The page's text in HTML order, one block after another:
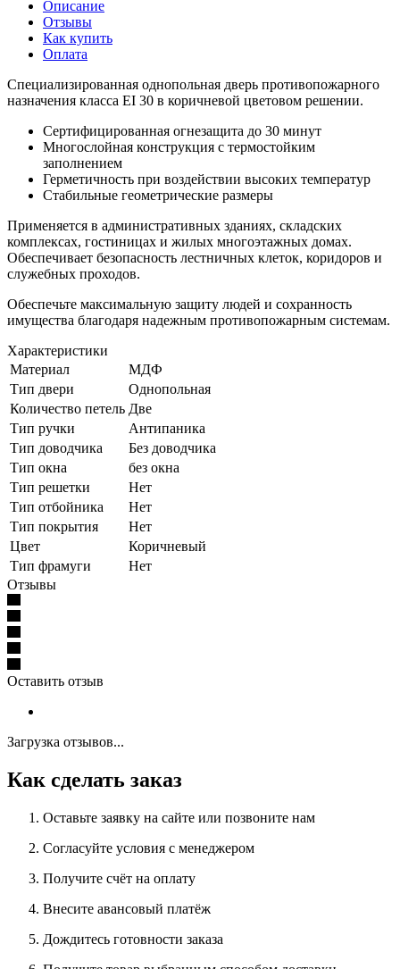
Описание
Отзывы
Как купить
Оплата
Специализированная однопольная дверь противопожарного
назначения класса EI 30 в коричневой цветовом решении.
Сертифицированная огнезащита до 30 минут
Многослойная конструкция с термостойким
заполнением
Герметичность при воздействии высоких температур
Стабильные геометрические размеры
Применяется в административных зданиях, складских
комплексах, гостиницах и жилых многоэтажных домах.
Обеспечивает безопасность лестничных клеток, коридоров и
служебных проходов.
Обеспечьте максимальную защиту людей и сохранность
имущества благодаря надежным противопожарным системам.
Характеристики
Материал
МДФ
Тип двери
Однопольная
Количество петель Две
Тип ручки
Антипаника
Тип доводчика
Без доводчика
Тип окна
без окна
Тип решетки
Нет
Тип отбойника
Нет
Тип покрытия
Нет
Цвет
Коричневый
Тип фрамуги
Нет
Отзывы
Оставить отзыв
Загрузка отзывов...
Как сделать заказ
Оставьте заявку на сайте или позвоните нам
Согласуйте условия с менеджером
Получите счёт на оплату
Внесите авансовый платёж
Дождитесь готовности заказа